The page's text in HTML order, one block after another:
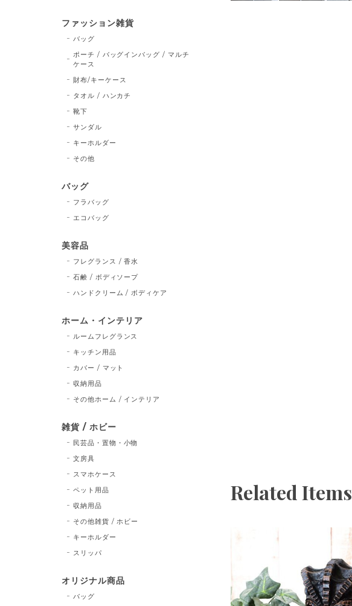
Related Items
ファッション雑貨
バッグ
ポーチ / バッグインバッグ / マルチ
ケース
財布/キーケース
タオル / ハンカチ
靴下
サンダル
キーホルダー
その他
バッグ
フラバッグ
エコバッグ
美容品
フレグランス / 香水
石鹸 / ボディソープ
ハンドクリーム / ボディケア
ホーム・インテリア
ルームフレグランス
キッチン用品
カバー / マット
収納用品
その他ホーム / インテリア
雑貨 / ホビー
民芸品・置物・小物
文房具
スマホケース
ペット用品
収納用品
その他雑貨 / ホビー
キーホルダー
スリッパ
オリジナル商品
バッグ